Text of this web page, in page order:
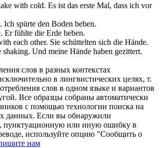
with cold. Es ist das erste Mal, dass ich vor
. Ich spürte den Boden beben.
. Er fühlte die Erde beben.
each other. Sie schüttelten sich die Hände.
shaking. Und meine Hände haben gezittert.
слов в разных контекстах
в лингвистических целях, т.
слов в одном языке и вариантов
Все образцы собраны автоматически
с помощью технологии поиска на
данных. Если вы обнаружили
пунктуационную или иную ошибку в
используйте опцию "Сообщить о
нам